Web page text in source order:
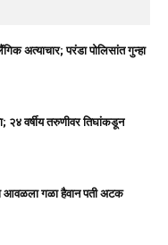
अत्याचार; परंडा पोलिसांत गुन्हा
२४ वर्षीय तरुणीवर तिघांकडून
आवळला गळा हैवान पती अटक